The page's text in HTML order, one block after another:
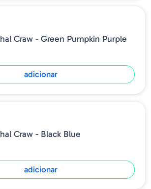
Craw - Green Pumpkin Purple
adicionar
Craw - Black Blue
adicionar